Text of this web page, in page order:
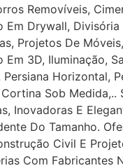
Removíveis,
Em Drywall, Divisória
Projetos De
3D, Iluminação,
Horizontal,
Sob Medida,..
Inovadoras E
Do Tamanho.
Civil E
Com Fabricantes